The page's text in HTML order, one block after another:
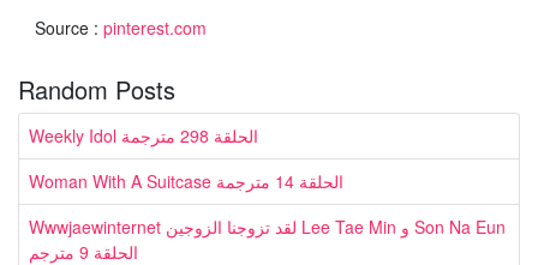
Source : pinterest.com
Random Posts
Weekly Idol الحلقة 298 مترجمة
Woman With A Suitcase الحلقة 14 مترجمة
Wwwjaewinternet لقد تزوجنا الزوجين Lee Tae Min و Son Na Eun
الحلقة 9 مترجم